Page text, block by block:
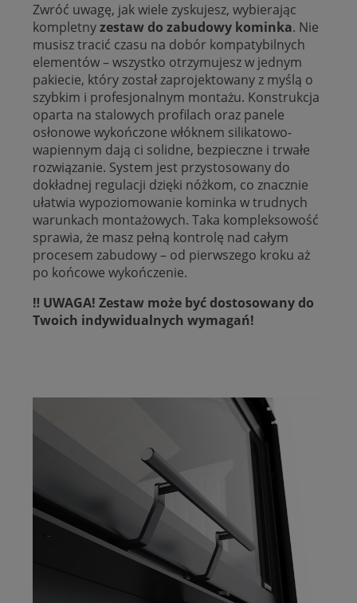
Zwróć uwagę, jak wiele zyskujesz, wybierając
kompletnyzestaw do zabudowy kominka. Nie
musisz tracić czasu na dobór kompatybilnych
elementów – wszystko otrzymujesz w jednym
pakiecie, który został zaprojektowany z myślą o
szybkim i profesjonalnym montażu. Konstrukcja
oparta na stalowych profilach oraz panele
osłonowe wykończone włóknem silikatowo-
wapiennym dają ci solidne, bezpieczne i trwałe
rozwiązanie. System jest przystosowany do
dokładnej regulacji dzięki nóżkom, co znacznie
ułatwia wypoziomowanie kominka w trudnych
warunkach montażowych. Taka kompleksowość
sprawia, że masz pełną kontrolę nad całym
procesem zabudowy – od pierwszego kroku aż
po końcowe wykończenie.
‼️ UWAGA! Zestaw może być dostosowany do
Twoich indywidualnych wymagań!